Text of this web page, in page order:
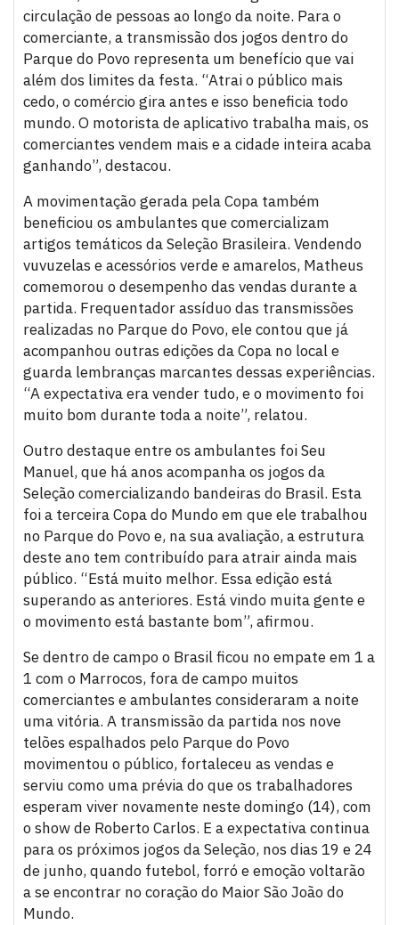
circulação de pessoas ao longo da noite. Para o
comerciante, a transmissão dos jogos dentro do
Parque do Povo representa um benefício que vai
além dos limites da festa. “Atrai o público mais
cedo, o comércio gira antes e isso beneficia todo
mundo. O motorista de aplicativo trabalha mais, os
comerciantes vendem mais e a cidade inteira acaba
ganhando”, destacou.
A movimentação gerada pela Copa também
beneficiou os ambulantes que comercializam
artigos temáticos da Seleção Brasileira. Vendendo
vuvuzelas e acessórios verde e amarelos, Matheus
comemorou o desempenho das vendas durante a
partida. Frequentador assíduo das transmissões
realizadas no Parque do Povo, ele contou que já
acompanhou outras edições da Copa no local e
guarda lembranças marcantes dessas experiências.
“A expectativa era vender tudo, e o movimento foi
muito bom durante toda a noite”, relatou.
Outro destaque entre os ambulantes foi Seu
Manuel, que há anos acompanha os jogos da
Seleção comercializando bandeiras do Brasil. Esta
foi a terceira Copa do Mundo em que ele trabalhou
no Parque do Povo e, na sua avaliação, a estrutura
deste ano tem contribuído para atrair ainda mais
público. “Está muito melhor. Essa edição está
superando as anteriores. Está vindo muita gente e
o movimento está bastante bom”, afirmou.
Se dentro de campo o Brasil ficou no empate em 1 a
1 com o Marrocos, fora de campo muitos
comerciantes e ambulantes consideraram a noite
uma vitória. A transmissão da partida nos nove
telões espalhados pelo Parque do Povo
movimentou o público, fortaleceu as vendas e
serviu como uma prévia do que os trabalhadores
esperam viver novamente neste domingo (14), com
o show de Roberto Carlos. E a expectativa continua
para os próximos jogos da Seleção, nos dias 19 e 24
de junho, quando futebol, forró e emoção voltarão
a se encontrar no coração do Maior São João do
Mundo.